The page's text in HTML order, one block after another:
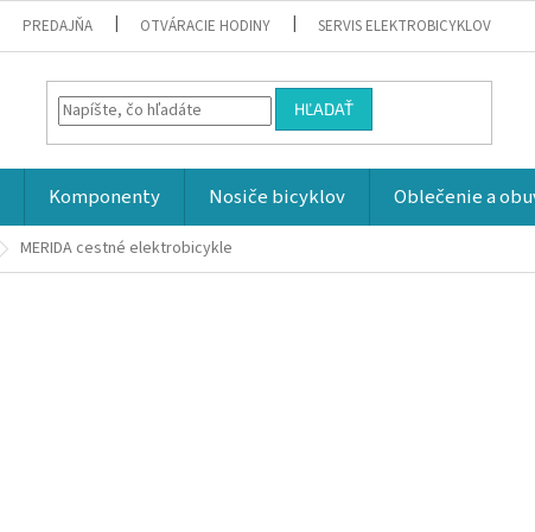
PREDAJŇA OTVÁRACIE HODINY SERVIS ELEKTROBICYKLOV
HĽADAŤ
Komponenty Nosiče bicyklov Oblečenie a
MERIDA cestné elektrobicykle